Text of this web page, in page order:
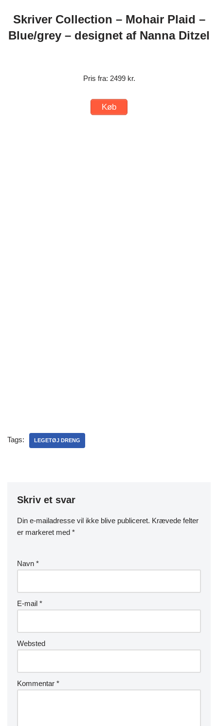
Skriver Collection – Mohair Plaid –
Blue/grey – designet af Nanna Ditzel
Pris fra: 2499 kr.
Køb
Tags: LEGETØJ DRENG
Skriv et svar
Din e-mailadresse vil ikke blive publiceret. Krævede felter
er markeret med *
Navn *
E-mail *
Websted
Kommentar *